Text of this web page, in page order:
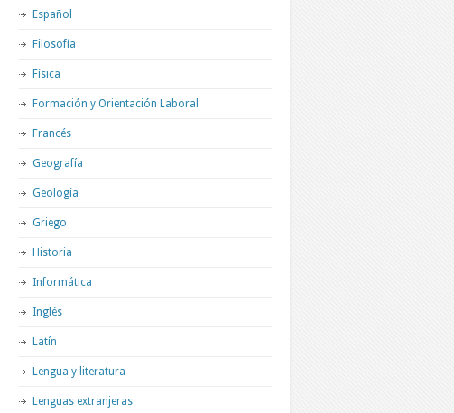
Español
Filosofía
Física
Formación y Orientación Laboral
Francés
Geografía
Geología
Griego
Historia
Informática
Inglés
Latín
Lengua y literatura
Lenguas extranjeras